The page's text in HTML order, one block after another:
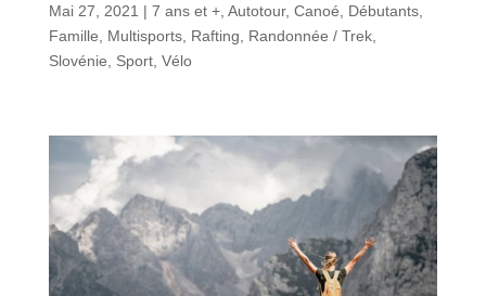
Mai 27, 2021 | 7 ans et +, Autotour, Canoé Débutants,
Famille
Multisports, Rafting Randonnée / Trek,
Slovénie
Sport, Vélo